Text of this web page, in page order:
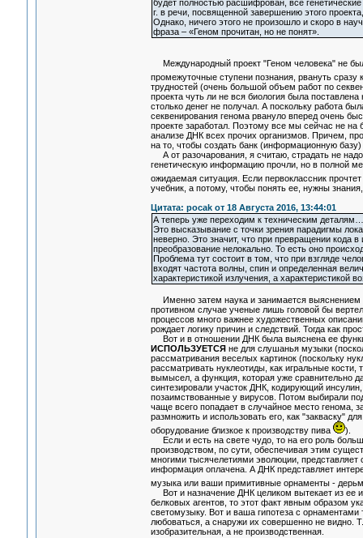
будет полностью расшифрован, все
г. в речи, посвященной завершению этого
Однако, ничего этого не произошло и скоро в
фраза – «Геном прочитан, но не понят».
Международный проект "Геном человека" не
промежуточные ступени познания, рвануть
трудностей (очень большой объем работ по
проекта чуть ли не вся биология была
столько денег не получал. А поскольку работа
секвенирования генома рвануло вперед очень
проекте заработал. Поэтому все мы сейчас не на
анализе ДНК всех прочих организмов. Причем,
на то, чтобы создать банк (информационную
А от разочарования, я считаю, страдать не
генетическую информацию прочли, но в полной
ожидаемая ситуация. Если первоклассник
учебник, а потому, чтобы понять ее, нужны
Цитата: pocak от 18 Августа 2016, 13:44:01
А теперь уже переходим к техническим деталям…
Это высказывание с точки зрения парадигмы
неверно. Это значит, что при превращении кода
преобразование нелокально. То есть оно
Проблема тут состоит в том, что при взгляде
входят частота волны, спин и определенная
характеристикой излучения, а характеристикой
Именно затем наука и занимается выяснением
противном случае ученые лишь головой бы
процессов много важнее художественных
рождает логику причин и следствий. Тогда как
Вот и в отношении ДНК была выяснена ее
ИСПОЛЬЗУЕТСЯ не для слушанья музыки
рассматривания веселых картинок (поскольку
рассматривать нуклеотиды, как игральные
вымысел, а функция, которая уже сравнительно
синтезировали участок ДНК, кодирующий
позаимствованные у вирусов. Потом выбирали
чаще всего попадает в случайное место генома,
размножить и использовать его, как "закваску"
оборудование близкое к производству пива
).
Если и есть на свете чудо, то на его роль
производством, по сути, обеспечивая этим
многими тысячелетиями эволюции,
информация оплачена. А ДНК представляет
музыка или ваши примитивные орнаменты -
Вот и назначение ДНК целиком вытекает из ее
белковых агентов, то этот факт явным образом
светомузыку. Вот и ваша гипотеза с орнаментами
любоваться, а снаружи их совершенно не видно.
изобразительная, а не производственная.